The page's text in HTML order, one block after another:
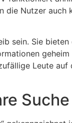
die Nutzer auch
sein. Sie
Leute auf